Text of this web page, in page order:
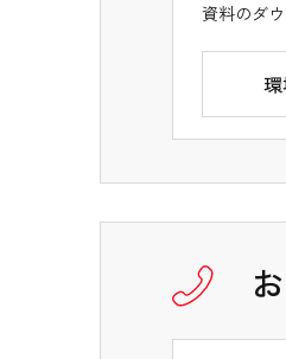
資料のダ